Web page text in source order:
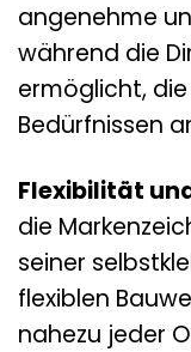
angenehme
während die
ermöglicht,
Bedürfnissen
Flexibilität
die
seiner
flexiblen
nahezu jeder